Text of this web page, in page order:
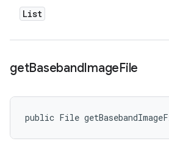
List
getBasebandImageFile
public File